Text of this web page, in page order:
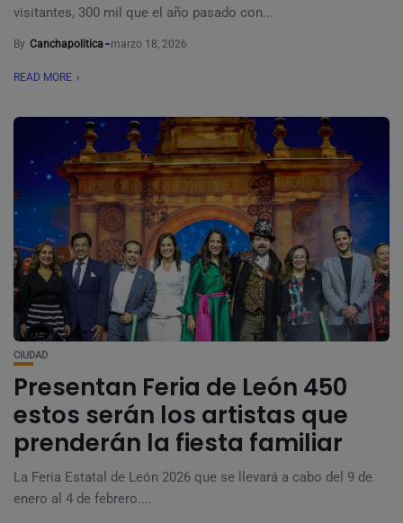
visitantes, 300 mil que el año pasado con...
By Canchapolitica marzo 18, 2026
READ MORE
CIUDAD
Presentan Feria de León 450
estos serán los artistas que
prenderán la fiesta familiar
La Feria Estatal de León 2026 que se llevará a cabo del 9 de
enero al 4 de febrero....